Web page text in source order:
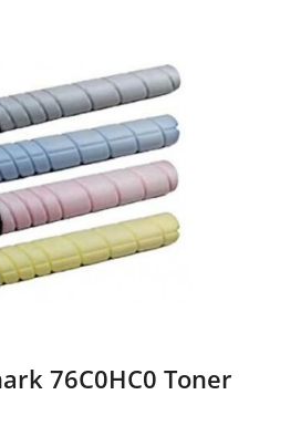
76C0HC0 Toner